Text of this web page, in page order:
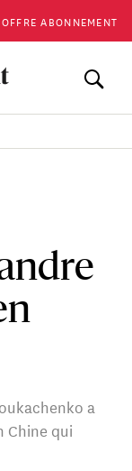
OFFRE ABONNEMENT
a
Chine qui